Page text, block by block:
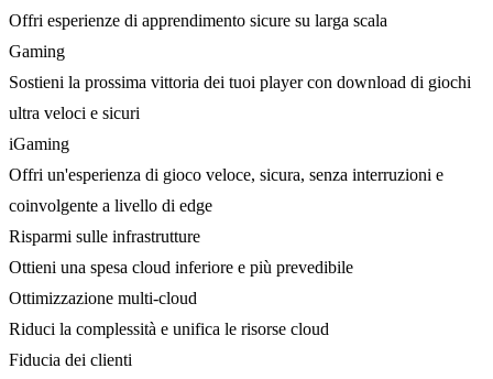
Offri esperienze di apprendimento sicure su larga scala
Gaming
Sostieni la prossima vittoria dei tuoi player con download di giochi
ultra veloci e sicuri
iGaming
Offri un'esperienza di gioco veloce, sicura, senza interruzioni e
coinvolgente a livello di edge
Risparmi sulle infrastrutture
Ottieni una spesa cloud inferiore e più prevedibile
Ottimizzazione multi-cloud
Riduci la complessità e unifica le risorse cloud
Fiducia dei clienti